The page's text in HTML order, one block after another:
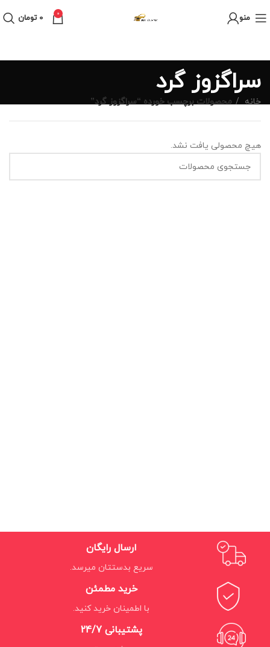
منو 0
0 تومان
سراگزوز گرد
خانه محصولات برچسب خورده “سراگزوز گرد”
هیچ محصولی یافت نشد.
ارسال رایگان
سریع بدستتان میرسد.
خرید مطمئن
با اطمینان خرید کنید.
پشتیبانی 24/7